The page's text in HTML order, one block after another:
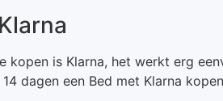
kopen is Klarna, het werkt erg
dagen een Bed met Klarna